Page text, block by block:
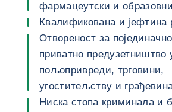
фармацеутски и
Квалификована и јефтина
Отвореност за
приватно предузетништво
пољопривреди, трговини,
угоститељству и
Ниска стопа криминала и